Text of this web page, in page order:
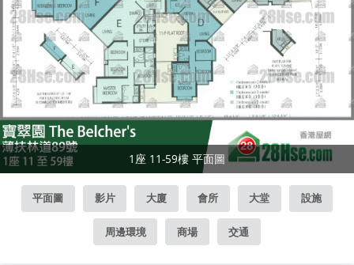
1座 11-59樓 平面圖
平面圖 影片 大廈 會所 大堂 設施
周邊環境 商場 交通